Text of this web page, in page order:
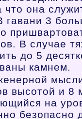
что она
гавани 3
В случае
до 5
камнем.
высотой и 8
на
безопасно